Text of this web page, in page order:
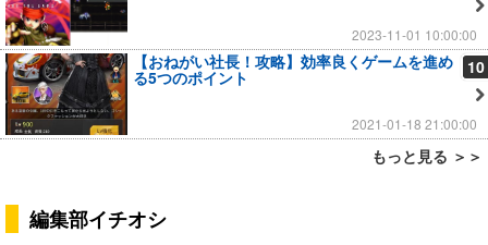
2023-11-01 10:00:00
10
【おねがい社長！攻略】効率良くゲームを進め
る5つのポイント
2021-01-18 21:00:00
もっと見る ＞＞
編集部イチオシ